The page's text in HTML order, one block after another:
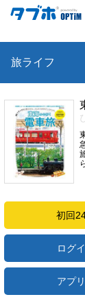
旅ライフ
初回
ログ
アプ